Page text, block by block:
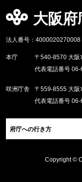
大阪府
法人番号：4000020270008
本庁
〒540-8570 大阪
代表電話番号
咲洲庁舎
〒559-8555 大阪
代表電話番号
府庁への行き方
Copyright ©